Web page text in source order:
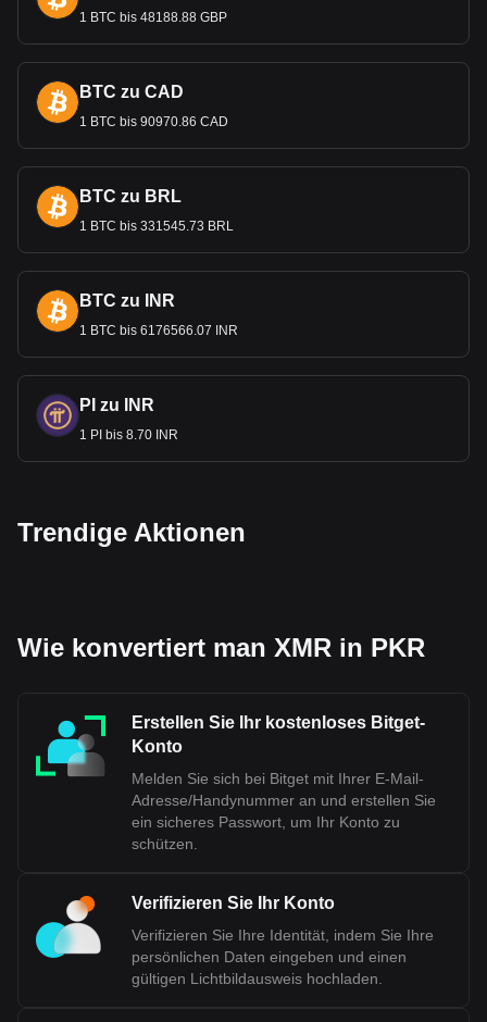
1 BTC bis 48188.88 GBP
BTC zu CAD
1 BTC bis 90970.86 CAD
BTC zu BRL
1 BTC bis 331545.73 BRL
BTC zu INR
1 BTC bis 6176566.07 INR
PI zu INR
1 PI bis 8.70 INR
Trendige Aktionen
Wie konvertiert man XMR in PKR
Erstellen Sie Ihr kostenloses Bitget-
Konto
Melden Sie sich bei Bitget mit Ihrer E-Mail-
Adresse/Handynummer an und erstellen Sie
ein sicheres Passwort, um Ihr Konto zu
schützen.
Verifizieren Sie Ihr Konto
Verifizieren Sie Ihre Identität, indem Sie Ihre
persönlichen Daten eingeben und einen
gültigen Lichtbildausweis hochladen.